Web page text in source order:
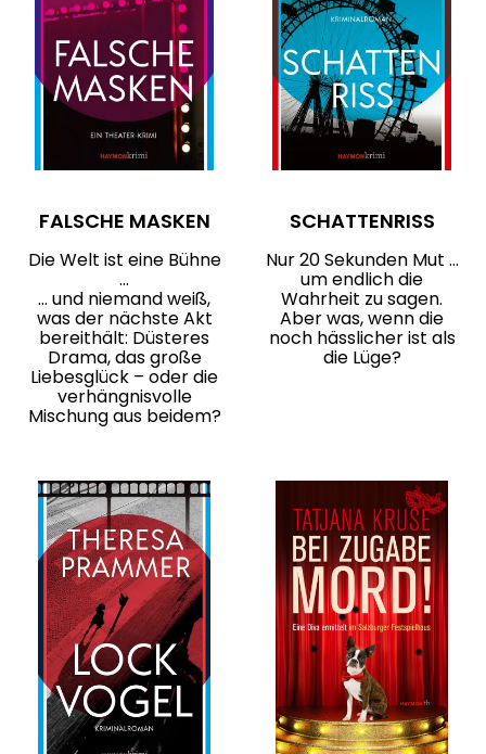
FALSCHE MASKEN
Die Welt ist eine Bühne
…
… und niemand weiß,
was der nächste Akt
bereithält: Düsteres
Drama, das große
Liebesglück – oder die
verhängnisvolle
Mischung aus beidem?
SCHATTENRISS
Nur 20 Sekunden Mut …
um endlich die
Wahrheit zu sagen.
Aber was, wenn die
noch hässlicher ist als
die Lüge?